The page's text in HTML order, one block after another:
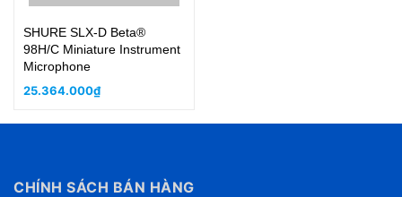
SHURE SLX-D Beta®
98H/C Miniature Instrument
Microphone
25.364.000₫
CHÍNH SÁCH BÁN HÀNG